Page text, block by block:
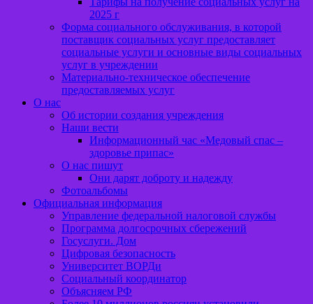
2025 г
Форма социального обслуживания, в которой
поставщик социальных услуг предоставляет
социальные услуги и основные виды социальных
услуг в учреждении
Материально-техническое обеспечение
предоставляемых услуг
О нас
Об истории создания учреждения
Наши вести
Информационный час «Медовый спас –
здоровье припас»
О нас пишут
Они дарят доброту и надежду
Фотоальбомы
Официальная информация
Управление федеральной налоговой службы
Программа долгосрочных сбережений
Госуслуги. Дом
Цифровая безопасность
Университет ВОРДи
Социальный координатор
Объясняем РФ